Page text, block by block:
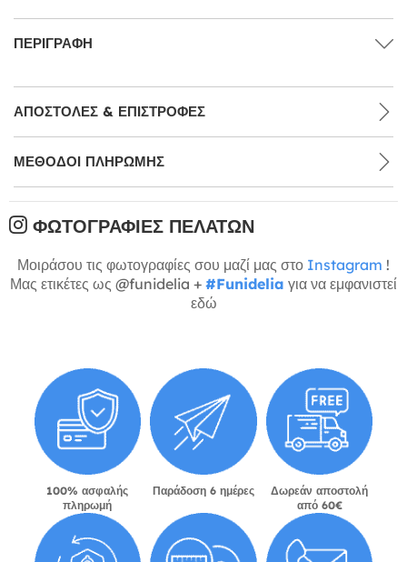
ΠΕΡΙΓΡΑΦΉ
ΑΠΟΣΤΟΛΈΣ & ΕΠΙΣΤΡΟΦΈΣ
ΜΕΘΌΔΟΙ ΠΛΗΡΩΜΉΣ
ΦΩΤΟΓΡΑΦΊΕΣ ΠΕΛΑΤΏΝ
Μοιράσου τις φωτογραφίες σου μαζί μας στο Instagram !
Μας ετικέτες ως @funidelia + #Funidelia για να εμφανιστεί
εδώ
100% ασφαλής
πληρωμή
Παράδοση 6 ημέρες
Δωρεάν αποστολή
από 60€